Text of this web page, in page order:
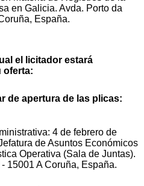
en Galicia. Avda. Porto da
España.
el licitador estará
oferta:
de apertura de las plicas:
4 de febrero de
de Asuntos Económicos
Operativa (Sala de Juntas).
15001 A Coruña, España.